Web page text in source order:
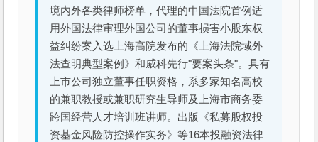
境内外各类律师榜单，代理的中国法院首例适
用外国法律审理外国公司的董事损害小股东权
益纠纷案入选上海高院发布的《上海法院域外
法查明典型案例》和威科先行"要案头条"。具有
上市公司独立董事任职资格，系多家知名高校
的兼职教授或兼职研究生导师及上海市商务委
跨国经营人才培训班讲师。出版《私募股权投
资基金风险防控操作实务》等16本投融资法律